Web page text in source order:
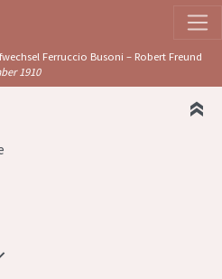
Ferruccio Busoni – Robert Freund
1910